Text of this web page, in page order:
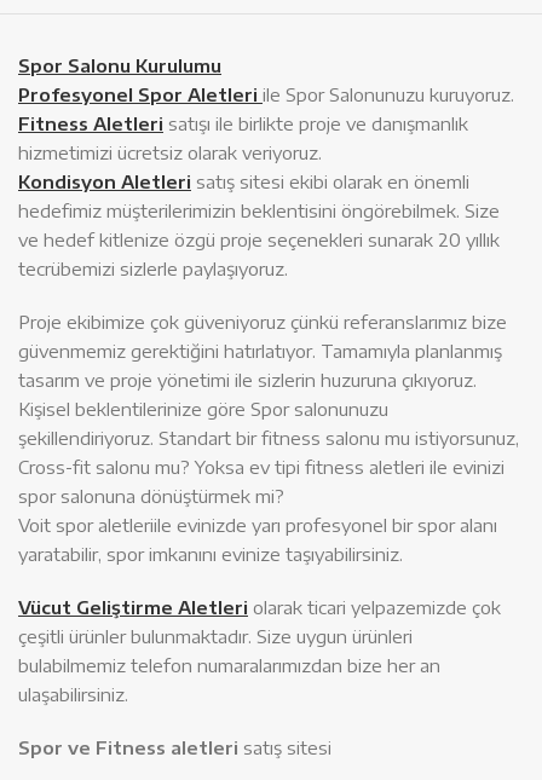
Spor Salonu Kurulumu
Profesyonel Spor Aletleri ile Spor Salonunuzu kuruyoruz.
Fitness Aletleri satışı ile birlikte proje ve danışmanlık
hizmetimizi ücretsiz olarak veriyoruz.
Kondisyon Aletleri satış sitesi ekibi olarak en önemli
hedefimiz müşterilerimizin beklentisini öngörebilmek. Size
ve hedef kitlenize özgü proje seçenekleri sunarak 20 yıllık
tecrübemizi sizlerle paylaşıyoruz.
Proje ekibimize çok güveniyoruz çünkü referanslarımız bize
güvenmemiz gerektiğini hatırlatıyor. Tamamıyla planlanmış
tasarım ve proje yönetimi ile sizlerin huzuruna çıkıyoruz.
Kişisel beklentilerinize göre Spor salonunuzu
şekillendiriyoruz. Standart bir fitness salonu mu istiyorsunuz,
Cross-fit salonu mu? Yoksa ev tipi fitness aletleri ile evinizi
spor salonuna dönüştürmek mi?
Voit spor aletleriile evinizde yarı profesyonel bir spor alanı
yaratabilir, spor imkanını evinize taşıyabilirsiniz.
Vücut Geliştirme Aletleri olarak ticari yelpazemizde çok
çeşitli ürünler bulunmaktadır. Size uygun ürünleri
bulabilmemiz telefon numaralarımızdan bize her an
ulaşabilirsiniz.
Spor ve Fitness aletleri satış sitesi